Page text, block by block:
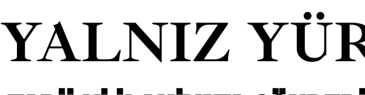
YALNIZ